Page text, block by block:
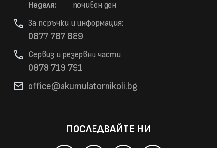
Неделя:
почивен ден
За поръчки и информация:
phone
0877 787 889
Сервиз и резервни части
phone
0878 719 791
mail office@akumulatornikoli.bg
ПОСЛЕДВАЙТЕ НИ